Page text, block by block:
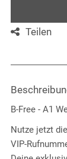
Teilen
B-Free - A1
Nutze jetzt
VIP-